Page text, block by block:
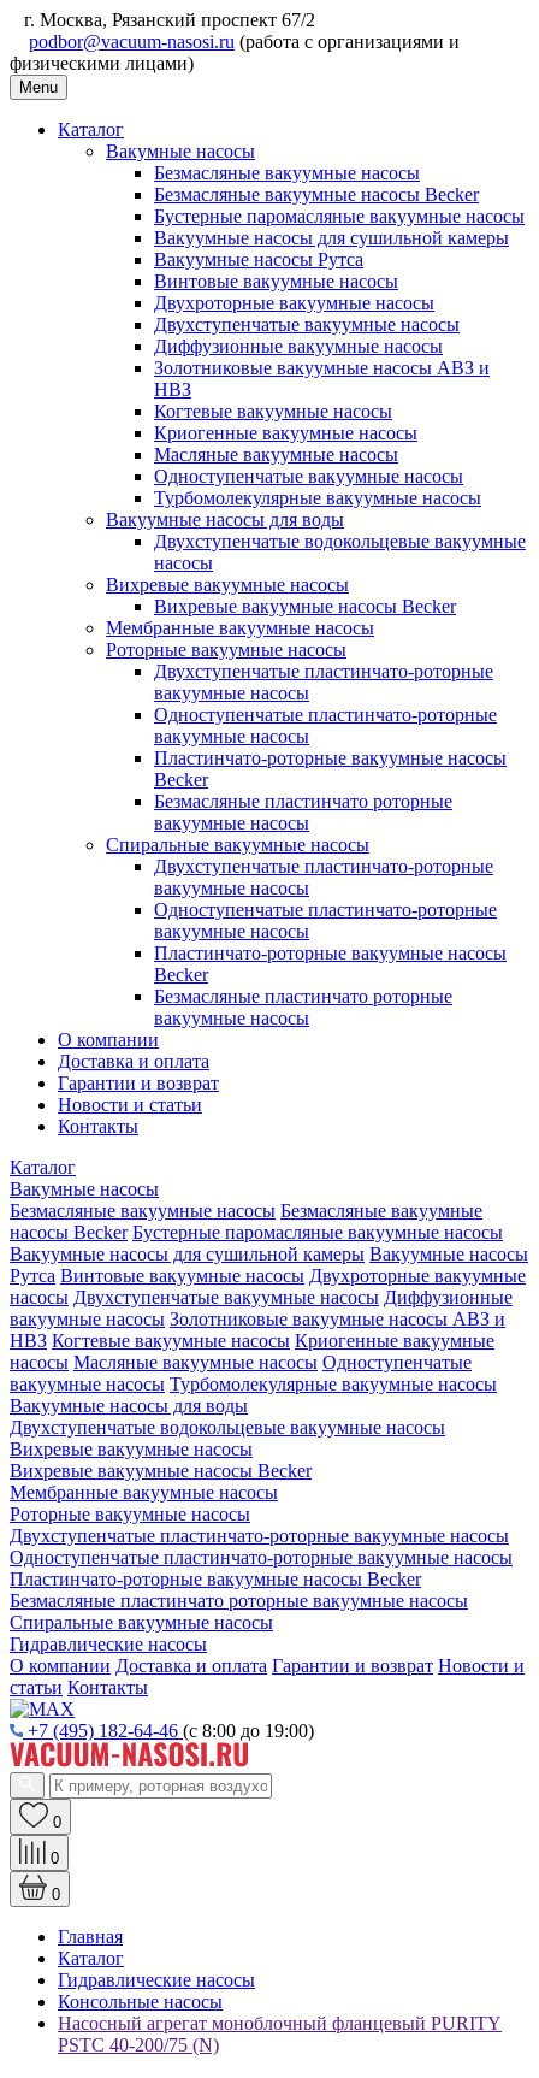
г. Москва, Рязанский проспект 67/2
podbor@vacuum-nasosi.ru (работа с организациями и
физическими лицами)
Menu
Каталог
Вакумные насосы
Безмасляные вакуумные насосы
Безмасляные вакуумные насосы Becker
Бустерные паромасляные вакуумные насосы
Вакуумные насосы для сушильной камеры
Вакуумные насосы Рутса
Винтовые вакуумные насосы
Двухроторные вакуумные насосы
Двухступенчатые вакуумные насосы
Диффузионные вакуумные насосы
Золотниковые вакуумные насосы АВЗ и
НВЗ
Когтевые вакуумные насосы
Криогенные вакуумные насосы
Масляные вакуумные насосы
Одноступенчатые вакуумные насосы
Турбомолекулярные вакуумные насосы
Вакуумные насосы для воды
Двухступенчатые водокольцевые вакуумные
насосы
Вихревые вакуумные насосы
Вихревые вакуумные насосы Becker
Мембранные вакуумные насосы
Роторные вакуумные насосы
Двухступенчатые пластинчато-роторные
вакуумные насосы
Одноступенчатые пластинчато-роторные
вакуумные насосы
Пластинчато-роторные вакуумные насосы
Becker
Безмасляные пластинчато роторные
вакуумные насосы
Спиральные вакуумные насосы
Двухступенчатые пластинчато-роторные
вакуумные насосы
Одноступенчатые пластинчато-роторные
вакуумные насосы
Пластинчато-роторные вакуумные насосы
Becker
Безмасляные пластинчато роторные
вакуумные насосы
О компании
Доставка и оплата
Гарантии и возврат
Новости и статьи
Контакты
Каталог
Вакумные насосы
Безмасляные вакуумные насосы Безмасляные вакуумные
насосы Becker Бустерные паромасляные вакуумные насосы
Вакуумные насосы для сушильной камеры Вакуумные насосы
Рутса Винтовые вакуумные насосы Двухроторные вакуумные
насосы Двухступенчатые вакуумные насосы Диффузионные
вакуумные насосы Золотниковые вакуумные насосы АВЗ и
НВЗ Когтевые вакуумные насосы Криогенные вакуумные
насосы Масляные вакуумные насосы Одноступенчатые
вакуумные насосы Турбомолекулярные вакуумные насосы
Вакуумные насосы для воды
Двухступенчатые водокольцевые вакуумные насосы
Вихревые вакуумные насосы
Вихревые вакуумные насосы Becker
Мембранные вакуумные насосы
Роторные вакуумные насосы
Двухступенчатые пластинчато-роторные вакуумные насосы
Одноступенчатые пластинчато-роторные вакуумные насосы
Пластинчато-роторные вакуумные насосы Becker
Безмасляные пластинчато роторные вакуумные насосы
Спиральные вакуумные насосы
Гидравлические насосы
О компании Доставка и оплата Гарантии и возврат Новости и
статьи Контакты
+7 (495) 182-64-46 (с 8:00 до 19:00)
0
0
0
Главная
Каталог
Гидравлические насосы
Консольные насосы
Насосный агрегат моноблочный фланцевый PURITY
PSTC 40-200/75 (N)